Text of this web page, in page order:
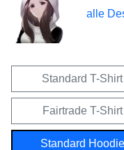
alle
Standard T-Shirt
Fairtrade T-Shirt
Standard Hoodie